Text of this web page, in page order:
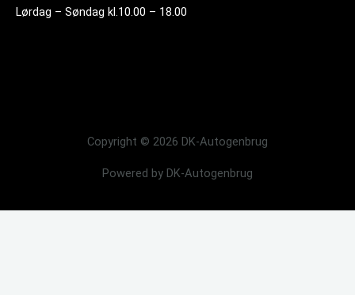
Lørdag – Søndag kl.10.00 – 18.00
Copyright © 2026 DK-Autogenbrug
Powered by DK-Autogenbrug